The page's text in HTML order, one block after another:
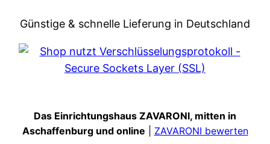
Inhalt
springen
Günstige & schnelle Lieferung in Deutschland
Das Einrichtungshaus ZAVARONI, mitten in
Aschaffenburg und online
ZAVARONI bewerten